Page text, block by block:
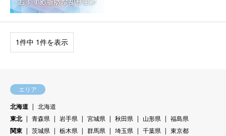
1件中 1件を表示
エリア
北海道
北海道
東北
青森県 岩手県 宮城県 秋田県 山形県
福島県
関東
茨城県 栃木県 群馬県 埼玉県 千葉県
東京都